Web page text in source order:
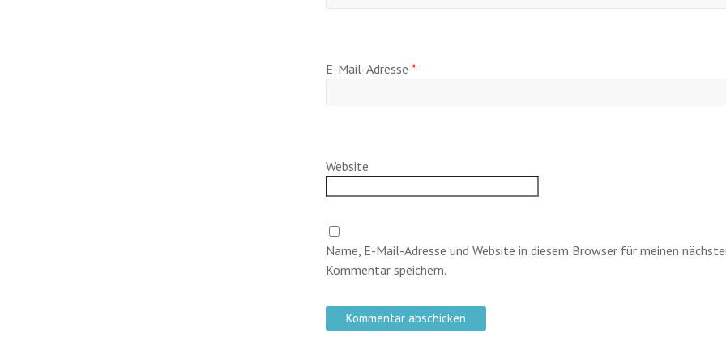
E-Mail-Adresse *
Website
Name, E-Mail-Adresse und Website in diesem Browser für meinen
Kommentar speichern.